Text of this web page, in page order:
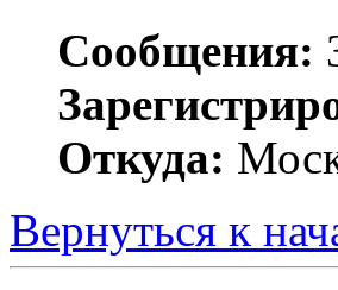
Сообщения:
Откуда:
Вернуться к